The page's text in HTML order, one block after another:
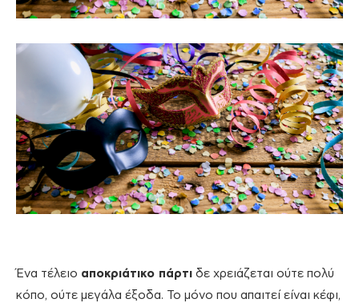
Ένα τέλειο αποκριάτικο πάρτι δε χρειάζεται ούτε πολύ
κόπο, ούτε μεγάλα έξοδα. Το μόνο που απαιτεί είναι κέφι,